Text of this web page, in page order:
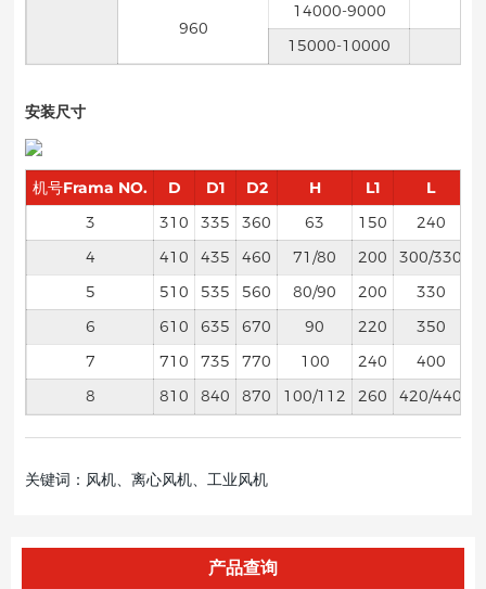
960
14000-9000
15000-10000
安装尺寸
机号Frama NO. D D1 D2 H L1 L
3
310 335 360 63 150 240
4
410 435 460 71/80 200 300/330
5
510 535 560 80/90 200 330
6
610 635 670 90 220 350
7
710 735 770 100 240 400
8
810 840 870 100/112 260 420/440
关键词：风机、离心风机、工业风机
产品查询